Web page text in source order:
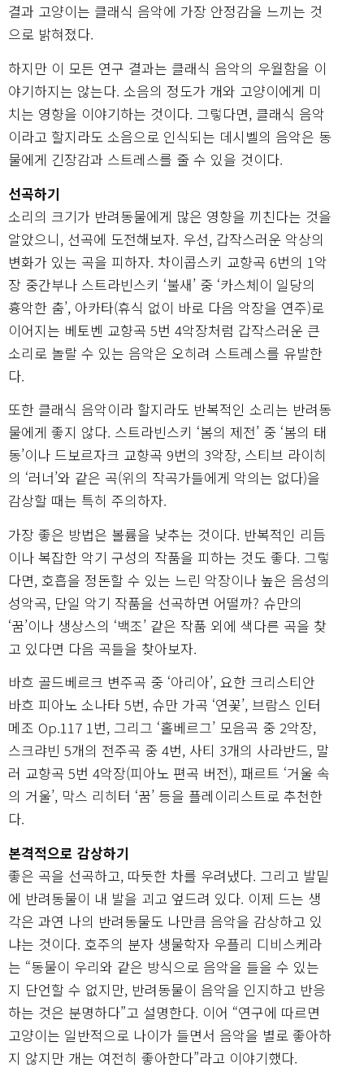
결과 고양이는 클래식 음악에 가장 안정감을 느끼는 것
으로 밝혀졌다.
하지만 이 모든 연구 결과는 클래식 음악의 우월함을 이
야기하지는 않는다. 소음의 정도가 개와 고양이에게 미
치는 영향을 이야기하는 것이다. 그렇다면, 클래식 음악
이라고 할지라도 소음으로 인식되는 데시벨의 음악은 동
물에게 긴장감과 스트레스를 줄 수 있을 것이다.
선곡하기
소리의 크기가 반려동물에게 많은 영향을 끼친다는 것을
알았으니, 선곡에 도전해보자. 우선, 갑작스러운 악상의
변화가 있는 곡을 피하자. 차이콥스키 교향곡 6번의 1악
장 중간부나 스트라빈스키 ‘불새’ 중 ‘카스체이 일당의
흉악한 춤’, 아카타(휴식 없이 바로 다음 악장을 연주)로
이어지는 베토벤 교향곡 5번 4악장처럼 갑작스러운 큰
소리로 놀랄 수 있는 음악은 오히려 스트레스를 유발한
다.
또한 클래식 음악이라 할지라도 반복적인 소리는 반려동
물에게 좋지 않다. 스트라빈스키 ‘봄의 제전’ 중 ‘봄의 태
동’이나 드보르자크 교향곡 9번의 3악장, 스티브 라이히
의 ‘러너’와 같은 곡(위의 작곡가들에게 악의는 없다)을
감상할 때는 특히 주의하자.
가장 좋은 방법은 볼륨을 낮추는 것이다. 반복적인 리듬
이나 복잡한 악기 구성의 작품을 피하는 것도 좋다. 그렇
다면, 호흡을 정돈할 수 있는 느린 악장이나 높은 음성의
성악곡, 단일 악기 작품을 선곡하면 어떨까? 슈만의
‘꿈’이나 생상스의 ‘백조’ 같은 작품 외에 색다른 곡을 찾
고 있다면 다음 곡들을 찾아보자.
바흐 골드베르크 변주곡 중 ‘아리아’, 요한 크리스티안
바흐 피아노 소나타 5번, 슈만 가곡 ‘연꽃’, 브람스 인터
메조 Op.117 1번, 그리그 ‘홀베르그’ 모음곡 중 2악장,
스크랴빈 5개의 전주곡 중 4번, 사티 3개의 사라반드, 말
러 교향곡 5번 4악장(피아노 편곡 버전), 패르트 ‘거울 속
의 거울’, 막스 리히터 ‘꿈’ 등을 플레이리스트로 추천한
다.
본격적으로 감상하기
좋은 곡을 선곡하고, 따듯한 차를 우려냈다. 그리고 발밑
에 반려동물이 내 발을 괴고 엎드려 있다. 이제 드는 생
각은 과연 나의 반려동물도 나만큼 음악을 감상하고 있
냐는 것이다. 호주의 분자 생물학자 우플리 디비스케라
는 “동물이 우리와 같은 방식으로 음악을 들을 수 있는
지 단언할 수 없지만, 반려동물이 음악을 인지하고 반응
하는 것은 분명하다”고 설명한다. 이어 “연구에 따르면
고양이는 일반적으로 나이가 들면서 음악을 별로 좋아하
지 않지만 개는 여전히 좋아한다”라고 이야기했다.